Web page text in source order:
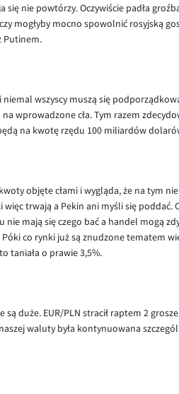
nie powtórzy. Oczywiście padła
mogłyby mocno spowolnić rosyjską
Putinem.
wszyscy muszą się
wprowadzone cła. Tym razem
na kwotę rzędu 100 miliardów
objęte cłami i wygląda, że na tym
trwają a Pekin ani myśli się poddać.
mają się czego bać a handel mogą
co rynki już są znudzone tematem
taniała o prawie 3,5%.
duże. EUR/PLN stracił raptem 2
waluty była kontynuowana